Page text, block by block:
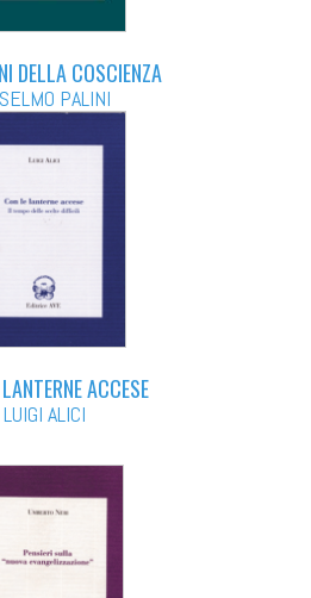
DELLA COSCIENZA
PALINI
ACCESE
LUIGI ALICI